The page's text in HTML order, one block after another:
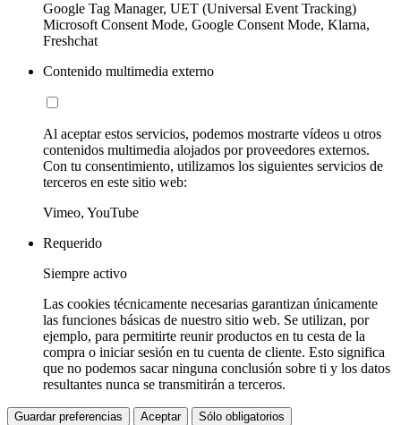
Google Tag Manager, UET (Universal Event Tracking)
Microsoft Consent Mode, Google Consent Mode, Klarna,
Freshchat
Contenido multimedia externo
Al aceptar estos servicios, podemos mostrarte vídeos u otros
contenidos multimedia alojados por proveedores externos.
Con tu consentimiento, utilizamos los siguientes servicios de
terceros en este sitio web:
Vimeo, YouTube
Requerido
Siempre activo
Las cookies técnicamente necesarias garantizan únicamente
las funciones básicas de nuestro sitio web. Se utilizan, por
ejemplo, para permitirte reunir productos en tu cesta de la
compra o iniciar sesión en tu cuenta de cliente. Esto significa
que no podemos sacar ninguna conclusión sobre ti y los datos
resultantes nunca se transmitirán a terceros.
Guardar preferencias Aceptar Sólo obligatorios